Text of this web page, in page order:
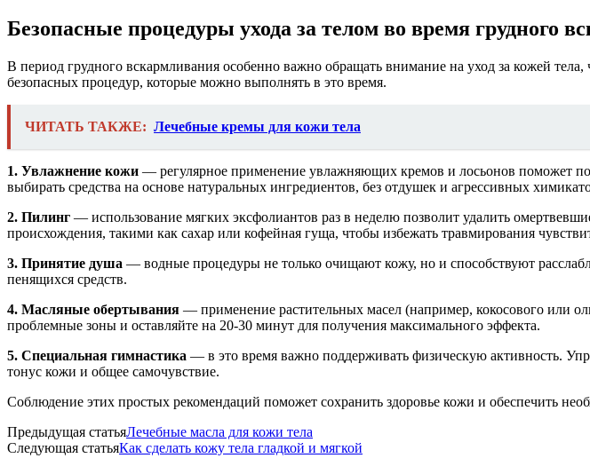
Безопасные процедуры ухода за телом во время грудного
В период грудного вскармливания особенно важно обращать внимание на уход за кожей
безопасных процедур, которые можно выполнять в это время.
ЧИТАТЬ ТАКЖЕ: Лечебные кремы для кожи тела
1. Увлажнение кожи — регулярное применение увлажняющих кремов и лосьонов поможет
выбирать средства на основе натуральных ингредиентов, без отдушек и агрессивных
2. Пилинг — использование мягких эксфолиантов раз в неделю позволит удалить
происхождения, такими как сахар или кофейная гуща, чтобы избежать травмирования
3. Принятие душа — водные процедуры не только очищают кожу, но и способствуют
пенящихся средств.
4. Масляные обертывания — применение растительных масел (например, кокосового или
проблемные зоны и оставляйте на 20-30 минут для получения максимального эффекта.
5. Специальная гимнастика — в это время важно поддерживать физическую активность.
тонус кожи и общее самочувствие.
Соблюдение этих простых рекомендаций поможет сохранить здоровье кожи и обеспечить
Предыдущая статьяЛечебные масла для кожи тела
Следующая статьяКак сделать кожу тела гладкой и мягкой